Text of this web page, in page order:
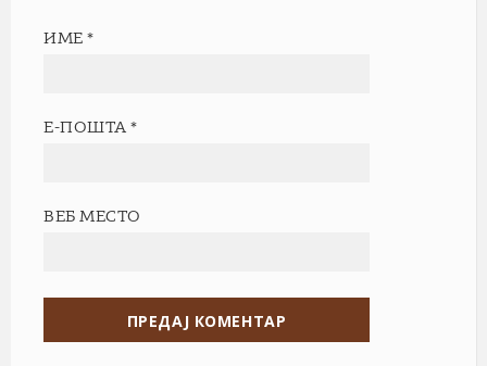
ИМЕ*
Е-ПОШТА*
ВЕБ МЕСТО